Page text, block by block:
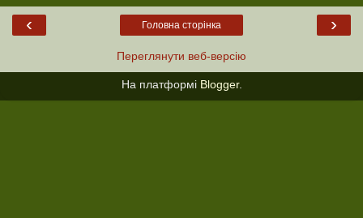
‹ ›
Головна сторінка
Переглянути веб-версію
На платформі Blogger.